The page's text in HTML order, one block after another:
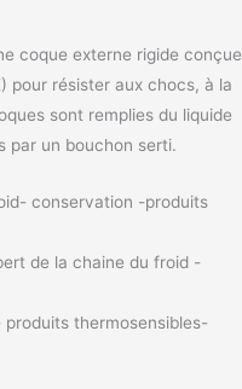
coque externe rigide conçue
pour résister aux chocs, à la
sont remplies du liquide
par un bouchon serti.